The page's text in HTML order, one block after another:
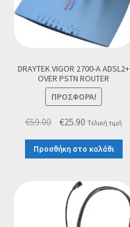
DRAYTEK VIGOR 2700-A ADSL2+
OVER PSTN ROUTER
ΠΡΟΣΦΟΡΆ!
€59.00 Original
price
was:
€25.90 Η
τρέχουσα
τιμή
Τελική τιμή
Προσθήκη στο καλάθι